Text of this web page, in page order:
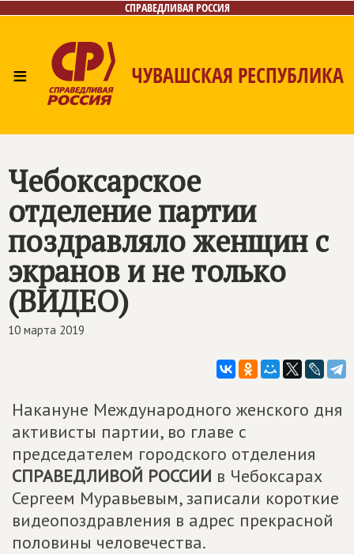
СПРАВЕДЛИВАЯ РОССИЯ
≡ ЧУВАШСКАЯ РЕСПУБЛИКА
Чебоксарское
отделение партии
поздравляло женщин с
экранов и не только
(ВИДЕО)
10 марта 2019
Накануне Международного женского дня
активисты партии, во главе с
председателем городского отделения
СПРАВЕДЛИВОЙ РОССИИ в Чебоксарах
Сергеем Муравьевым, записали короткие
видеопоздравления в адрес прекрасной
половины человечества.